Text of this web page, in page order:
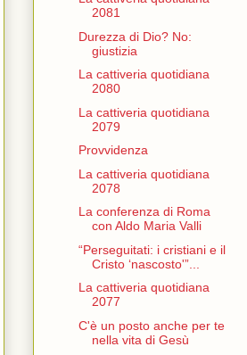
2081
Durezza di Dio? No:
giustizia
La cattiveria quotidiana
2080
La cattiveria quotidiana
2079
Provvidenza
La cattiveria quotidiana
2078
La conferenza di Roma
con Aldo Maria Valli
“Perseguitati: i cristiani e il
Cristo ‘nascosto'”...
La cattiveria quotidiana
2077
C'è un posto anche per te
nella vita di Gesù